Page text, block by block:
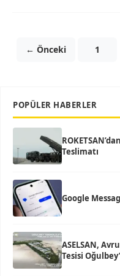
← Önceki 1
POPÜLER HABERLER
Teslimatı
Google
ASELSAN,
Tesisi